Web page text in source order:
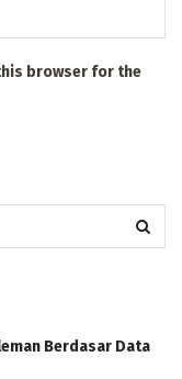
browser for the
Berdasar Data